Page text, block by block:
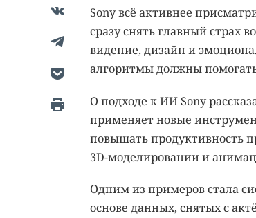
Sony всё активнее
сразу снять главный страх
видение, дизайн и
алгоритмы должны
О подходе к ИИ Sony
применяет новые
повышать продуктивность
3D-моделировании и
Одним из примеров стала
основе данных, снятых с